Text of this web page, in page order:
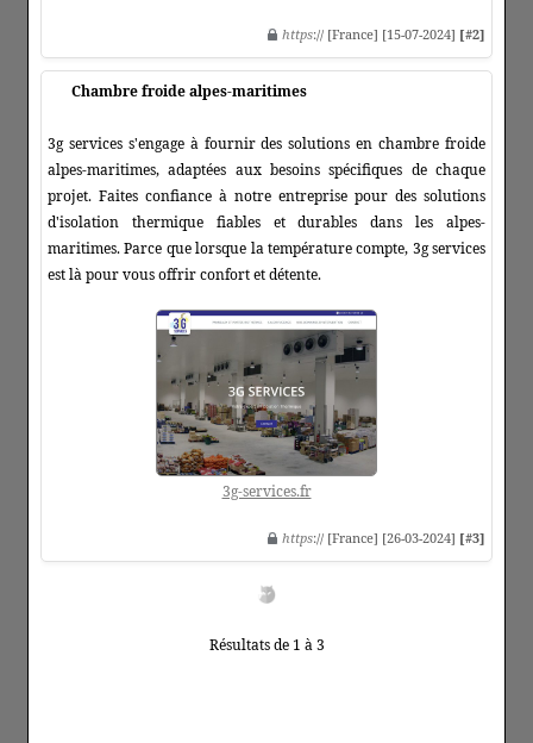
https:// [France] [15-07-2024] [#2]
Chambre froide alpes-maritimes
3g services s'engage à fournir des solutions en chambre froide
alpes-maritimes, adaptées aux besoins spécifiques de chaque
projet. Faites confiance à notre entreprise pour des solutions
d'isolation thermique fiables et durables dans les alpes-
maritimes. Parce que lorsque la température compte, 3g services
est là pour vous offrir confort et détente.
3g-services.fr
https:// [France] [26-03-2024] [#3]
Résultats de 1 à 3